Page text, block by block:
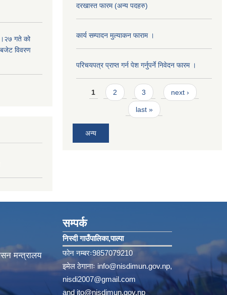
गते को
बजेट विवरण
दरखास्त फारम (अन्य पदहरु)
कार्य सम्पादन मुल्याक‌न फाराम ।
परिचयपत्र प्राप्त गर्न पेश गर्नुपर्ने निवेदन फारम ।
Pages
1 2 3 next ›
last »
अन्य
मन्त्रालय
सम्पर्क
निस्दी गाउँपालिका‚पाल्पा
फोन नम्बरः9857079210
इमेल ठेगानाः info@nisdimun.gov.np,
nisdi2007@gmail.com
andito@nisdimun.gov.np